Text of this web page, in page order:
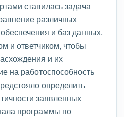
ставилась задача
различных
и баз данных,
и ответчиком, чтобы
и их
на работоспособность
определить
заявленных
программы по